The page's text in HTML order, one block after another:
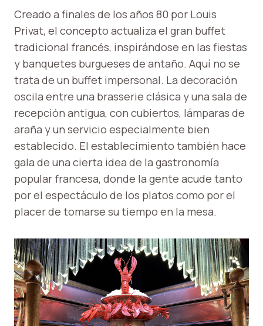
Creado a finales de los años 80 por Louis
Privat, el concepto actualiza el gran buffet
tradicional francés, inspirándose en las fiestas
y banquetes burgueses de antaño. Aquí no se
trata de un buffet impersonal. La decoración
oscila entre una brasserie clásica y una sala de
recepción antigua, con cubiertos, lámparas de
araña y un servicio especialmente bien
establecido. El establecimiento también hace
gala de una cierta idea de la gastronomía
popular francesa, donde la gente acude tanto
por el espectáculo de los platos como por el
placer de tomarse su tiempo en la mesa.